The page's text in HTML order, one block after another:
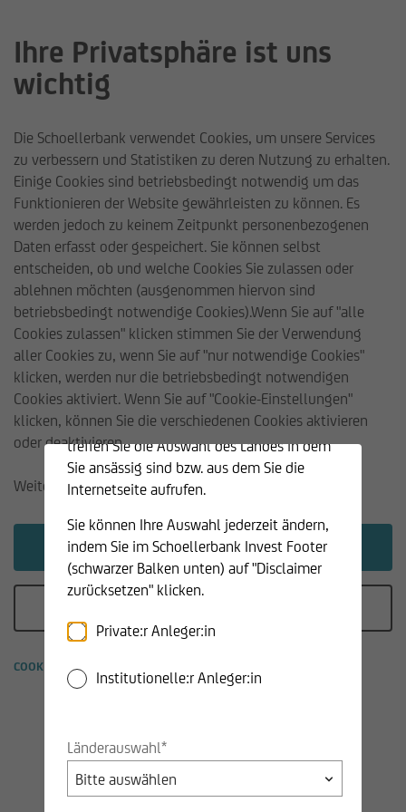
SB Aktien Europa
Wertentwicklung und Auszahlung
Schoellerbank Fonds Schoellerbank Fonds
Disclaimer
Schoellerbank
Invest AG
Willkommen auf der Webseite der
Schoellerbank Invest AG. Wenn Sie sich für
unsere Produkte interessieren, führen Sie
bitte Ihre Kundenklassifikation durch und
treffen Sie die Auswahl des Landes in dem
Sie ansässig sind bzw. aus dem Sie die
Internetseite aufrufen.
Sie können Ihre Auswahl jederzeit ändern,
indem Sie im Schoellerbank Invest Footer
(schwarzer Balken unten) auf "Disclaimer
zurücksetzen" klicken.
Private:r Anleger:in
Institutionelle:r Anleger:in
Länderauswahl*
Governance
Angaben nach § 185 Börsegesetz
Beschwerdemanagement
Verhaltensgrundsätze
Risikogrundsätze
Ihre Privatsphäre ist uns
wichtig
Die Schoellerbank verwendet Cookies, um unsere Services
zu verbessern und Statistiken zu deren Nutzung zu erhalten.
Einige Cookies sind betriebsbedingt notwendig um das
Funktionieren der Website gewährleisten zu können. Es
werden jedoch zu keinem Zeitpunkt personenbezogenen
Daten erfasst oder gespeichert. Sie können selbst
entscheiden, ob und welche Cookies Sie zulassen oder
ablehnen möchten (ausgenommen hiervon sind
betriebsbedingt notwendige Cookies).Wenn Sie auf "alle
Cookies zulassen" klicken stimmen Sie der Verwendung
aller Cookies zu, wenn Sie auf "nur notwendige Cookies"
klicken, werden nur die betriebsbedingt notwendigen
Cookies aktiviert. Wenn Sie auf "Cookie-Einstellungen"
klicken, können Sie die verschiedenen Cookies aktivieren
oder deaktivieren.
Weitere Infos erhalten Sie hier:
Alle Cookies zulassen
COOKIE-EINSTELLUNGEN